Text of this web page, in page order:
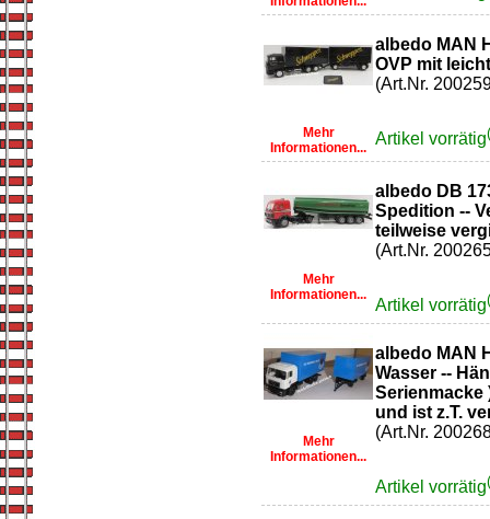
Mehr
Informationen...
albedo MAN
OVP mit
(Art.Nr.
Artikel vorrätig
Mehr
Informationen...
albedo DB
Spedition --
teilweise
(Art.Nr.
Artikel vorrätig
Mehr
Informationen...
albedo MAN
Wasser --
Serienmacke
und ist z.T.
(Art.Nr.
Artikel vorrätig